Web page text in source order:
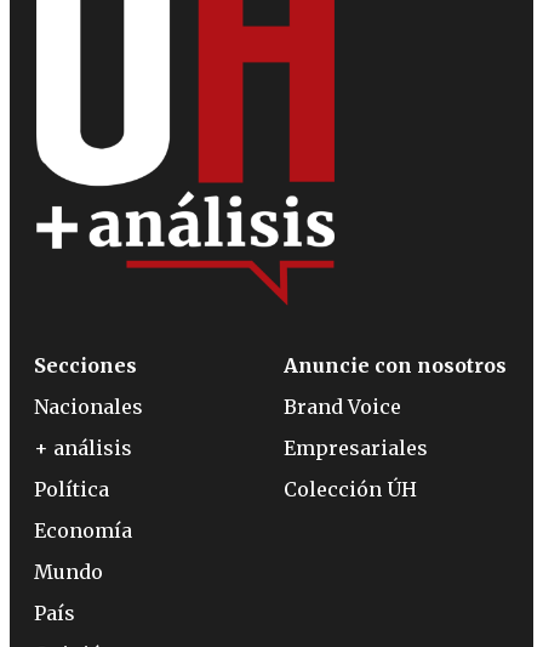
Secciones
Nacionales
+ análisis
Política
Economía
Mundo
País
Anuncie con nosotros
Brand Voice
Empresariales
Colección ÚH